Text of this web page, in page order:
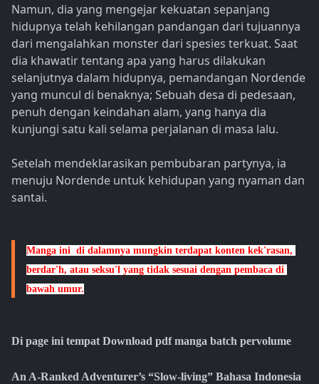
Namun, dia yang mengejar kekuatan sepanjang
hidupnya telah kehilangan pandangan dari tujuannya
dari mengalahkan monster dari spesies terkuat. Saat
dia khawatir tentang apa yang harus dilakukan
selanjutnya dalam hidupnya, pemandangan Nordende
yang muncul di benaknya; Sebuah desa di pedesaan,
penuh dengan keindahan alam, yang hanya dia
kunjungi satu kali selama perjalanan di masa lalu.
Setelah mendeklarasikan pembubaran partynya, ia
menuju Nordende untuk kehidupan yang nyaman dan
santai.
Manga ini  di dalamnya mungkin terdapat konten kek'rasan,
berdar'h, atau seksu'l yang tidak sesuai dengan pembaca di
bawah umur.
Di page ini tempat Download pdf manga batch pervolume
An A-Ranked Adventurer’s “Slow-living” Bahasa Indonesia